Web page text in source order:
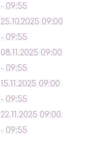
- 09:55
25.10.2025 09:00
- 09:55
08.11.2025 09:00
- 09:55
15.11.2025 09:00
- 09:55
22.11.2025 09:00
- 09:55